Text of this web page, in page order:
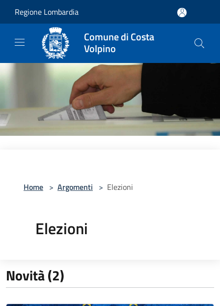
Regione Lombardia
Comune di Costa
Volpino
Home > Argomenti > Elezioni
Elezioni
Novità (2)